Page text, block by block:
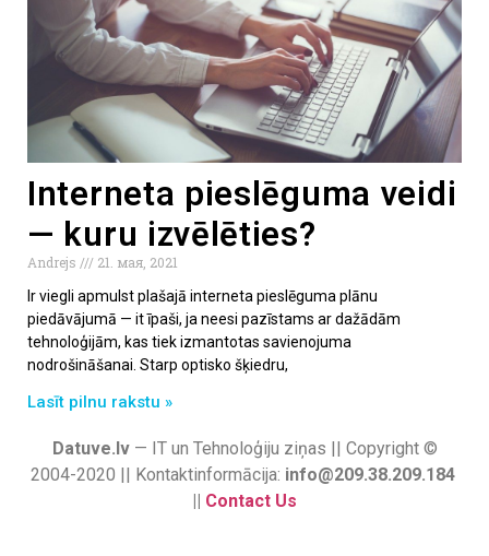
Interneta pieslēguma veidi
— kuru izvēlēties?
Andrejs
21. мая, 2021
Ir viegli apmulst plašajā interneta pieslēguma plānu
piedāvājumā — it īpaši, ja neesi pazīstams ar dažādām
tehnoloģijām, kas tiek izmantotas savienojuma
nodrošināšanai. Starp optisko šķiedru,
Lasīt pilnu rakstu »
Datuve.lv— IT un Tehnoloģiju ziņas || Copyright ©
2004-2020 || Kontaktinformācija: info@209.38.209.184
|| Contact Us